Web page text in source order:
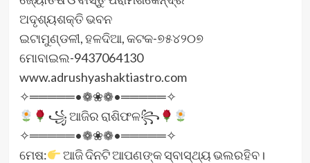
ଅଦୃଶ୍ୟଶକ୍ତି ଭବନ
ଇଟାମୁଣ୍ଡଳୀ, ହଳଦିଆ, କଟକ-୭୫୪୨୦୭
ମୋବାଇଲ-9437064130
www.adrushyashaktiastro.com
✧═════•❁❀❁•═════✧
꧁ ଆଜିର ରାଶିଫଳ꧂
✧═════•❁❀❁•═════✧
ମେଷ:
ଆଜି ଦିନଟି ଆପଣଙ୍କ ସ୍ବାସ୍ଥ୍ୟ ଭଲରହିବ।